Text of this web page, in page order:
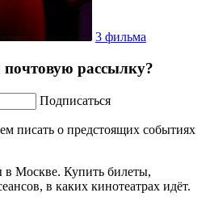
3 фильма
рассылку?
Подписаться
писать о предстоящих событиях
в Москве. Купить билеты,
в каких кинотеатрах идёт.